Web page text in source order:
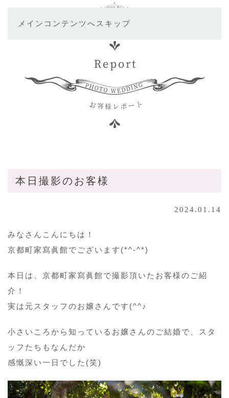
メインコンテンツへスキップ
本日撮影のお客様
2024.01.14
みなさんこんにちは！
京都町家寫眞館でございます(*^-^*)
本日は、京都町家寫眞館で撮影頂いたお客様のご紹
介！
実は元スタッフのお嬢さんです(^^♪
小さいころから知っているお嬢さんのご結婚で、スタ
ッフたちもなんだか
感慨深い一日でした(笑)